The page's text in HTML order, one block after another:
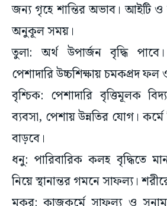
জন্য গৃহে শান্তির অভাব। আইটি ও
অনুকূল সময়।
তুলা: অর্থ উপার্জন বৃদ্ধি
পেশাদারি উচ্চশিক্ষায় চমকপ্রদ
বৃশ্চিক: পেশাদারি বৃত্তিমূলক
ব্যবসা, পেশায় উন্নতির যোগ।
বাড়বে।
ধনু: পারিবারিক কলহ বৃদ্ধিতে
নিয়ে স্থানান্তর গমনে সাফল্য।